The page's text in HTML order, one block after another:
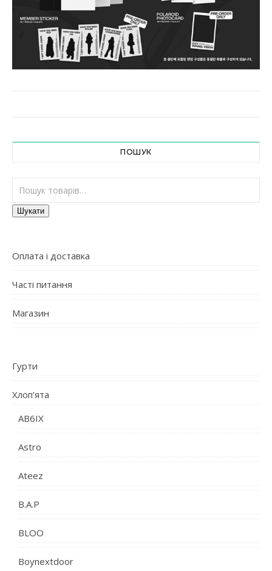
ПОШУК
Шукати:
Шукати
Оплата і доставка
Часті питання
Магазин
Гурти
Хлоп’ята
AB6IX
Astro
Ateez
B.A.P
BLOO
Boynextdoor